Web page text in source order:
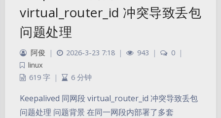
virtual_router_id 冲突导致丢包
问题处理
阿俊 | 2026-3-23 7:18 | 943 | 0 |
linux
619 字 | 6 分钟
Keepalived 同网段 virtual_router_id 冲突导致丢包
问题处理 问题背景 在同一网段内部署了多套